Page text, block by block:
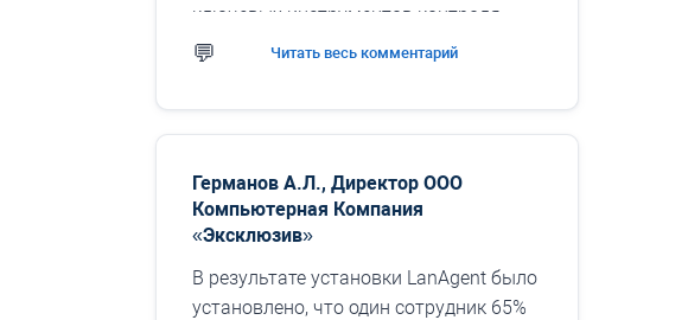
ключевых инструментов контроля
компьютеров. Средства удаленного
Читать весь комментарий
Германов А.Л., Директор ООО
Компьютерная Компания
«Эксклюзив»
В результате установки LanAgent было
установлено, что один сотрудник 65%